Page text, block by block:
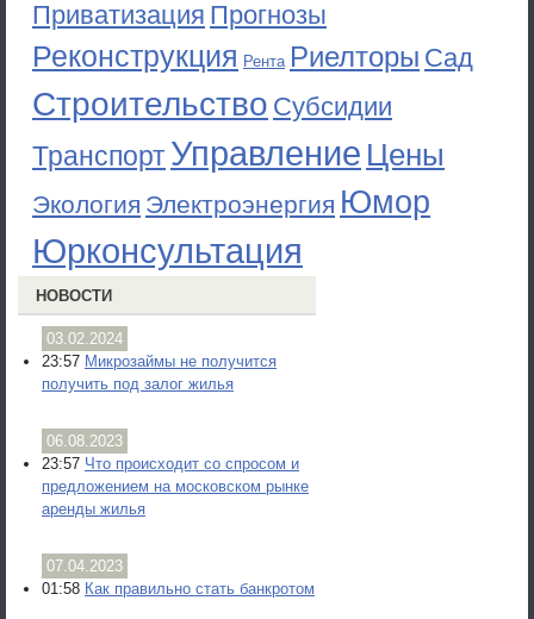
Приватизация Прогнозы
Реконструкция Рента Риелторы Сад
Строительство Субсидии
ТранспортУправление Цены
Экология Электроэнергия Юмор
Юрконсультация
НОВОСТИ
03.02.2024
23:57 Микрозаймы не получится
получить под залог жилья
06.08.2023
23:57 Что происходит со спросом и
предложением на московском рынке
аренды жилья
07.04.2023
01:58 Как правильно стать банкротом